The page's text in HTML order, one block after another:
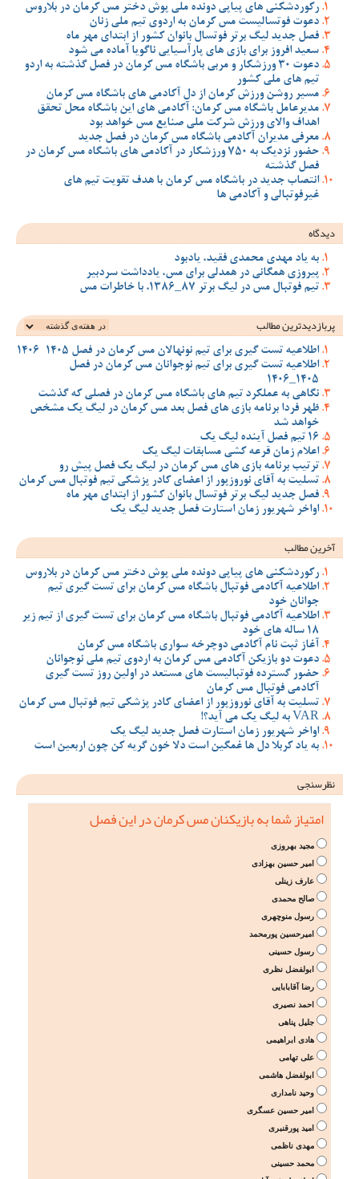
رکوردشکنی های پیاپی دونده ملی پوش دختر مس کرمان در بلاروس
دعوت فوتسالیست مس کرمان به اردوی تیم ملی زنان
فصل جدید لیگ برتر فوتسال بانوان کشور از ابتدای مهر ماه
سعید افروز برای بازی های پارآسیایی ناگویا آماده می شود
دعوت 30 ورزشکار و مربی باشگاه مس کرمان در فصل گذشته به اردو
تیم های ملی کشور
مسیر روشن ورزش کرمان از دل آکادمی های باشگاه مس کرمان
مدیرعامل باشگاه مس کرمان: آکادمی های این باشگاه محل تحقق
اهداف والای ورزش شرکت ملی صنایع مس خواهد بود
معرفی مدیران آکادمی باشگاه مس کرمان در فصل جدید
حضور نزدیک به 750 ورزشکار در آکادمی های باشگاه مس کرمان در
فصل گذشته
انتصاب جدید در باشگاه مس کرمان با هدف تقویت تیم‌ های
غیرفوتبالی و آکادمی‌ ها
دیدگاه
به یاد مهدی محمدی فقید، یادبود
پیروزی همگانی در همدلی برای مس، یادداشت سردبیر
تیم فوتبال مس در لیگ برتر 87_1386، با خاطرات مس
پربازدیدترین‌ مطالب
اطلاعیه تست گیری برای تیم نونهالان مس کرمان در فصل 1405-1406
اطلاعیه تست گیری برای تیم نوجوانان مس کرمان در فصل
1405_1406
نگاهی به عملکرد تیم های باشگاه مس کرمان در فصلی که گذشت
ظهر فردا برنامه بازی های فصل بعد مس کرمان در لیگ یک مشخص
خواهد شد
16 تیم فصل آینده لیگ یک
اعلام زمان قرعه کشی مسابقات لیگ یک
ترتیب برنامه بازی های مس کرمان در لیگ یک فصل پیش رو
تسلیت به آقای نوروزپور از اعضای کادر پزشکی تیم فوتبال مس کرمان
فصل جدید لیگ برتر فوتسال بانوان کشور از ابتدای مهر ماه
اواخر شهریور زمان استارت فصل جدید لیگ یک
آخرین مطالب
رکوردشکنی های پیاپی دونده ملی پوش دختر مس کرمان در بلاروس
اطلاعیه آکادمی فوتبال باشگاه مس کرمان برای تست گیری تیم
جوانان خود
اطلاعیه آکادمی فوتبال باشگاه مس کرمان برای تست گیری از تیم زیر
18 ساله های خود
آغاز ثبت نام آکادمی دوچرخه سواری باشگاه مس کرمان
دعوت دو بازیکن آکادمی مس کرمان به اردوی تیم ملی نوجوانان
حضور گسترده فوتبالیست های مستعد در اولین روز تست گیری
آکادمی فوتبال مس کرمان
تسلیت به آقای نوروزپور از اعضای کادر پزشکی تیم فوتبال مس کرمان
VAR به لیگ یک می آید؟!
اواخر شهریور زمان استارت فصل جدید لیگ یک
به یاد کربلا دل ها غمگین است دلا خون گریه کن چون اربعین است
نظرسنجی
امتیاز شما به بازیکنان مس کرمان در این فصل
مجید بهروزی
امیر حسین بهزادی
عارف زینلی
صالح محمدی
رسول منوچهری
امیرحسین پورمحمد
رسول حسینی
ابولفضل نظری
رضا آقابابایی
احمد نصیری
جلیل پناهی
هادی ابراهیمی
علی تهامی
ابولفضل هاشمی
وحید نامداری
امیر حسین عسگری
امید پورقنبری
مهدی ناظمی
محمد حسینی